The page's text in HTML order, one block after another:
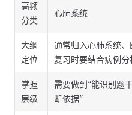
高频
分类
心肺系统
大纲
定位
通常归入心肺系统、
复习时要结合病例分
掌握
层级
需要做到“能识别题
断依据”